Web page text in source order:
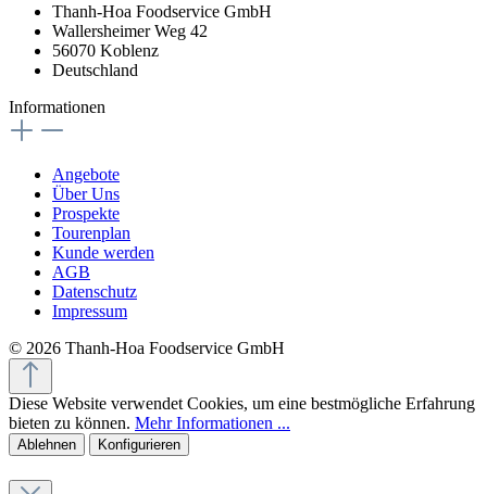
Thanh-Hoa Foodservice GmbH
Wallersheimer Weg 42
56070 Koblenz
Deutschland
Informationen
Angebote
Über Uns
Prospekte
Tourenplan
Kunde werden
AGB
Datenschutz
Impressum
© 2026 Thanh-Hoa Foodservice GmbH
Diese Website verwendet Cookies, um eine bestmögliche Erfahrung
bieten zu können. Mehr Informationen ...
Ablehnen Konfigurieren